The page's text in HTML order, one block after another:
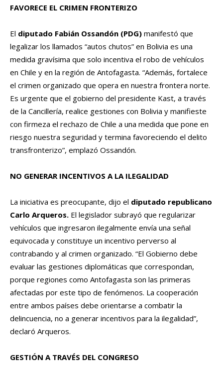
FAVORECE EL CRIMEN FRONTERIZO
El diputado Fabián Ossandón (PDG) manifestó que
legalizar los llamados “autos chutos” en Bolivia es una
medida gravísima que solo incentiva el robo de vehículos
en Chile y en la región de Antofagasta. “Además, fortalece
el crimen organizado que opera en nuestra frontera norte.
Es urgente que el gobierno del presidente Kast, a través
de la Cancillería, realice gestiones con Bolivia y manifieste
con firmeza el rechazo de Chile a una medida que pone en
riesgo nuestra seguridad y termina favoreciendo el delito
transfronterizo”, emplazó Ossandón.
NO GENERAR INCENTIVOS A LA ILEGALIDAD
La iniciativa es preocupante, dijo el diputado republicano
Carlo Arqueros. El legislador subrayó que regularizar
vehículos que ingresaron ilegalmente envía una señal
equivocada y constituye un incentivo perverso al
contrabando y al crimen organizado. “El Gobierno debe
evaluar las gestiones diplomáticas que correspondan,
porque regiones como Antofagasta son las primeras
afectadas por este tipo de fenómenos. La cooperación
entre ambos países debe orientarse a combatir la
delincuencia, no a generar incentivos para la ilegalidad”,
declaró Arqueros.
GESTIÓN A TRAVÉS DEL CONGRESO